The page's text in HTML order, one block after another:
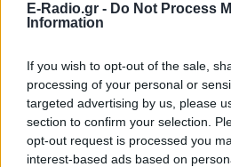
E-Radio.gr - Do Not Process
Information
If you wish to opt-out of the sale,
processing of your personal or
targeted advertising by us, please
section to confirm your selection.
opt-out request is processed you
interest-based ads based on
"Ο Δημήτρης Μυλωνάς
παράσταση και συγχρόνως
με έμπνευση όλες τις
της πρωταγωνίστριας. Θα
χαλαρή βραδιά και εμείς οι